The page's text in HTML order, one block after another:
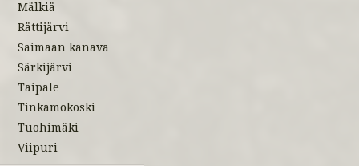
Mälkiä
Rättijärvi
Saimaan kanava
Särkijärvi
Taipale
Tinkamokoski
Tuohimäki
Viipuri